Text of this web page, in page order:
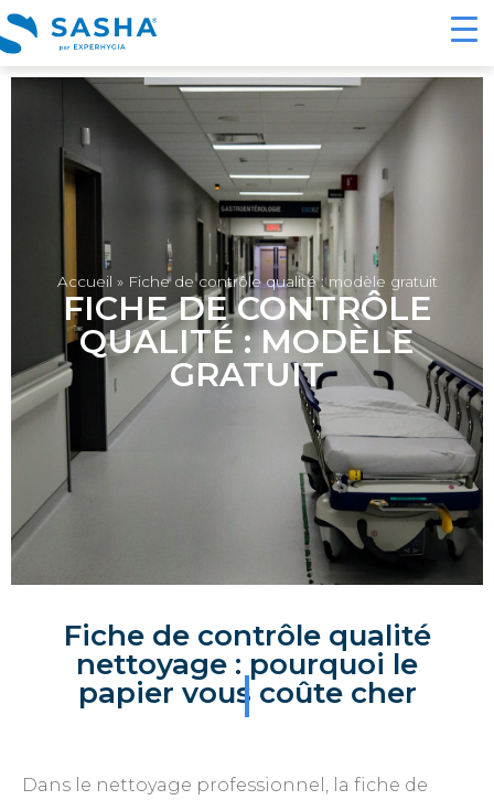
Accueil » Fiche de contrôle qualité : modèle gratuit
FICHE DE CONTRÔLE
QUALITÉ : MODÈLE
GRATUIT
Fiche de contrôle qualité
nettoyage : pourquoi le
papier vous coûte cher
Dans le nettoyage professionnel, la fiche de